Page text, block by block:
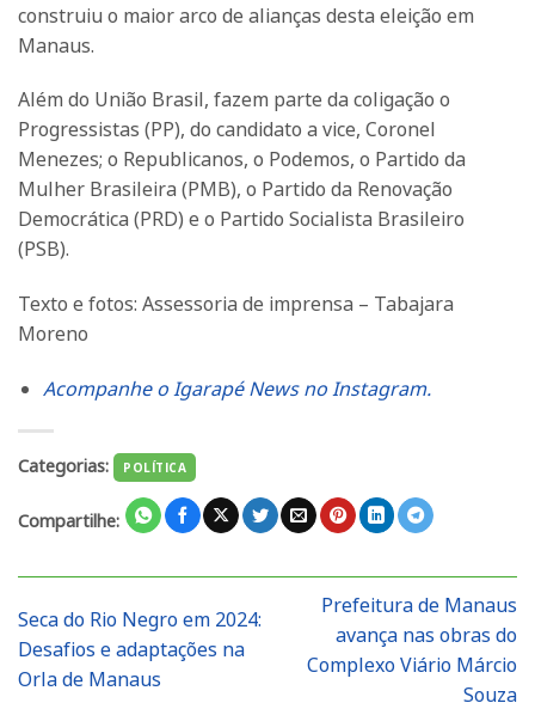
construiu o maior arco de alianças desta eleição em
Manaus.
Além do União Brasil, fazem parte da coligação o
Progressistas (PP), do candidato a vice, Coronel
Menezes; o Republicanos, o Podemos, o Partido da
Mulher Brasileira (PMB), o Partido da Renovação
Democrática (PRD) e o Partido Socialista Brasileiro
(PSB).
Texto e fotos: Assessoria de imprensa – Tabajara
Moreno
Acompanhe o Igarapé News no Instagram.
Categorias: POLÍTICA
Compartilhe:
Seca do Rio Negro em 2024:
Desafios e adaptações na
Orla de Manaus
Prefeitura de Manaus
avança nas obras do
Complexo Viário Márcio
Souza